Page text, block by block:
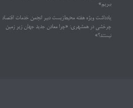
ببریم»
یادداشت ویژه هفته محیط‌زیست دبیر انجمن خدمات اقتصاد
چرخشی در همشهری: «چرا معادن جدید جهان زیر زمین
نیستند؟»